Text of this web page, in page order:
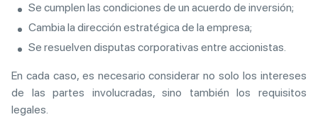
Se cumplen las condiciones de un acuerdo de inversión;
Cambia la dirección estratégica de la empresa;
Se resuelven disputas corporativas entre accionistas.
En cada caso, es necesario considerar no solo los intereses
de las partes involucradas, sino también los requisitos
legales.